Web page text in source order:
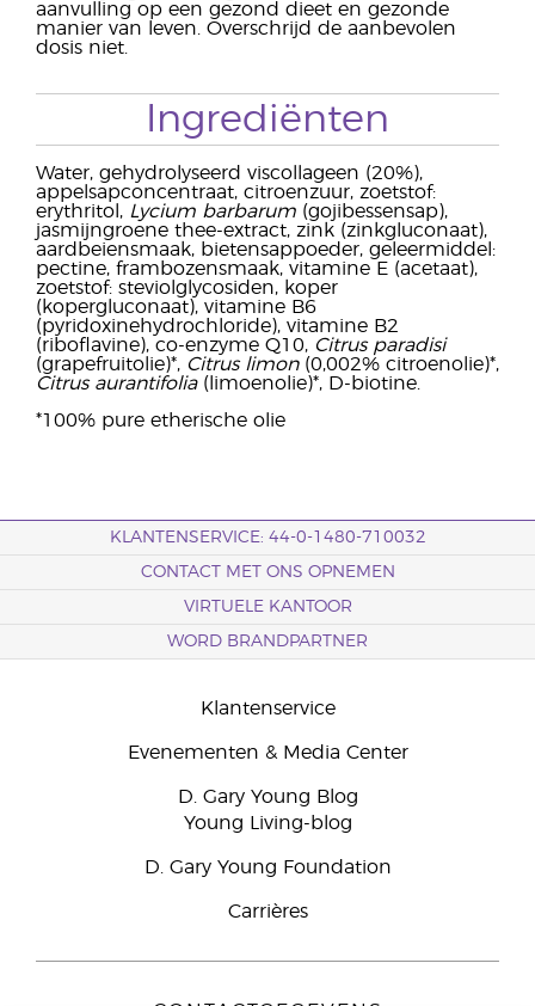
aanvulling op een gezond dieet en gezonde
manier van leven. Overschrijd de aanbevolen
dosis niet.
Ingrediënten
Water, gehydrolyseerd viscollageen (20%),
appelsapconcentraat, citroenzuur, zoetstof:
erythritol, Lycium barbarum (gojibessensap),
jasmijngroene thee-extract, zink (zinkgluconaat),
aardbeiensmaak, bietensappoeder, geleermiddel:
pectine, frambozensmaak, vitamine E (acetaat),
zoetstof: steviolglycosiden, koper
(kopergluconaat), vitamine B6
(pyridoxinehydrochloride), vitamine B2
(riboflavine), co-enzyme Q10, Citrus paradisi
(grapefruitolie)*, Citrus limon(0,002% citroenolie)*,
Citrus aurantifolia(limoenolie)*, D-biotine.
*100% pure etherische olie
KLANTENSERVICE: 44-0-1480-710032
CONTACT MET ONS OPNEMEN
VIRTUELE KANTOOR
WORD BRANDPARTNER
Klantenservice
Evenementen & Media Center
D. Gary Young Blog
Young Living-blog
D. Gary Young Foundation
Carrières